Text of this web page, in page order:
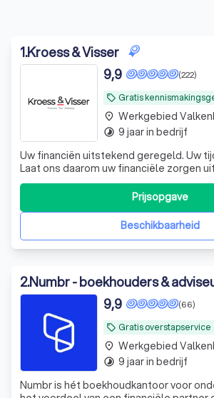
1.Kroess & Visser
local_offer Gratis
(222)
9,9
Uw financiën uitstekend geregeld. Uw tijd is waardevol.
Laat ons daarom uw financiële zorgen
De experts van KroessVisser beheren
processen van A tot Z, zodat u met een
ondernemen. KroessVisser | Finance - Tax - Advisory ☎️
Plan een GRATIS ADVIESBeschikbaarheid
Prijsopgave
place Werkgebied
timelapse 9 jaar in bedrijf
2.Numbr - boekhouders &
local_offer Gratis overstapservice
(66)
9,9
Numbr is hét boekhoudkantoor voor
place Werkgebied
timelapse 9 jaar in bedrijf